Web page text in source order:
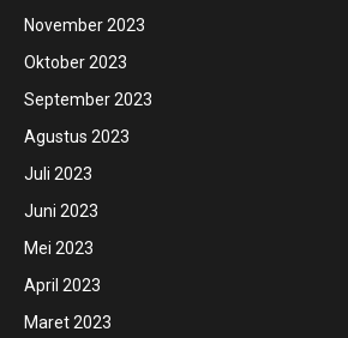
November 2023
Oktober 2023
September 2023
Agustus 2023
Juli 2023
Juni 2023
Mei 2023
April 2023
Maret 2023